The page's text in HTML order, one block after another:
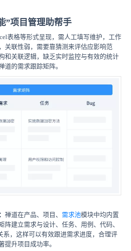
”项目管理助帮手
表格等形式呈现，需人工填写维护，工作
关联性弱，需要靠猜测来评估应影响范
和关联逻辑，缺乏实时监控与有效的统计
道的需求跟踪矩阵。
禅道在产品、项目、 需求池模块中均内置
阵建立需求与设计、任务、用例、代码、
系，这样可以有效跟进需求进度，合理评
提升项目成功率。